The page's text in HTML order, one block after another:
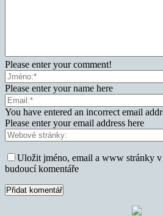
Please enter your comment!
Please enter your name here
You have entered an incorrect email
Please enter your email address here
Uložit jméno, email a www stránky
budoucí komentáře